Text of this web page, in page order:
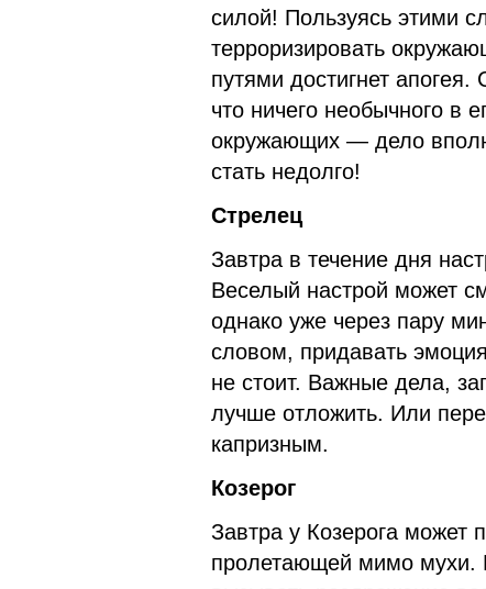
силой! Пользуясь этими
терроризировать
путями достигнет
что ничего необычного в
окружающих — дело
стать недолго!
Стрелец
Завтра в течение дня
Веселый настрой может
однако уже через пару
словом, придавать
не стоит. Важные дела,
лучше отложить. Или
капризным.
Козерог
Завтра у Козерога может
пролетающей мимо мухи.